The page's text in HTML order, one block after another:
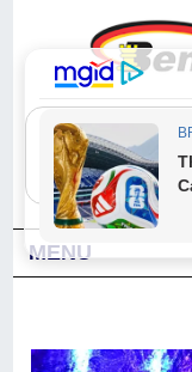
"Sesungguhnya Allah
Wahai orang-orang
ucapkanlah salam
MENU